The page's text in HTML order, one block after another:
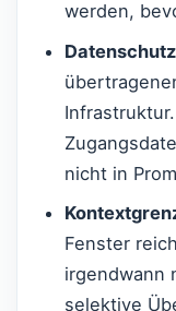
werden,
nicht in
Fenster
irgendwann
selektive